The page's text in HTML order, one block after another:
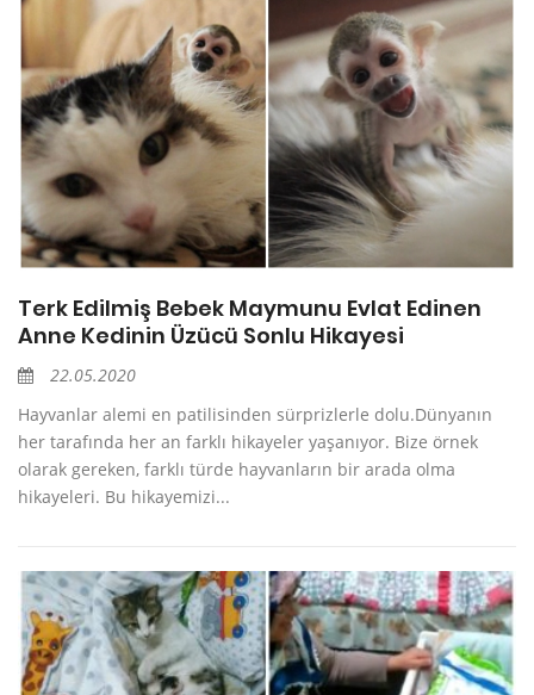
Terk Edilmiş Bebek Maymunu Evlat Edinen
Anne Kedinin Üzücü Sonlu Hikayesi
22.05.2020
Hayvanlar alemi en patilisinden sürprizlerle dolu.Dünyanın
her tarafında her an farklı hikayeler yaşanıyor. Bize örnek
olarak gereken, farklı türde hayvanların bir arada olma
hikayeleri. Bu hikayemizi...